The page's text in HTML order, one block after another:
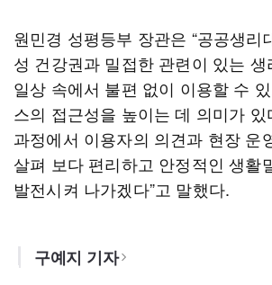
원민경 성평등부 장관은 “공공생리
성 건강권과 밀접한 관련이 있는
일상 속에서 불편 없이 이용할 수
스의 접근성을 높이는 데 의미가 있
과정에서 이용자의 의견과 현장 운
살펴 보다 편리하고 안정적인 생활
발전시켜 나가겠다”고 말했다.
구예지 기자